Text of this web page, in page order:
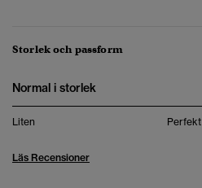
Storlek och passform
Normal i storlek
Liten Perfekt
Läs Recensioner